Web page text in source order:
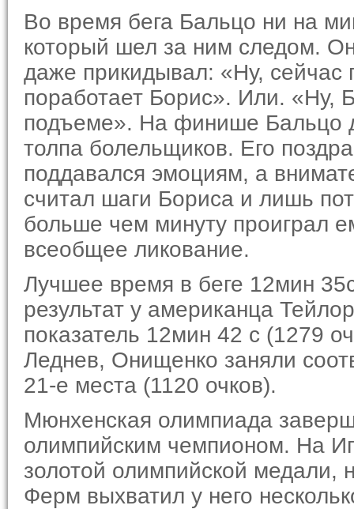
Во время бега Бальцо ни на
который шел за ним следом.
даже прикидывал: «Ну, сейчас
поработает Борис». Или. «Ну,
подъе­ме». На финише Бальцо
толпа болельщиков. Его
поддавался эмоциям, а
считал шаги Бориса и лишь
больше чем минуту проиграл
всеобщее ликование.
Лучшее время в беге 12мин
результат у американца
показатель 12мин 42 с (1279
Леднев, Онищенко заняли
21-е места (1120 очков).
Мюнхенская олимпиада
олимпийским чемпионом. На
золотой олимпийской медали,
Ферм выхватил у него